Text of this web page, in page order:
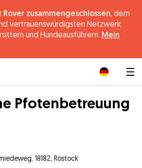
zusammengeschlossen, dem
vertrauenswürdigsten Netzwerk
und Hundeausführern. Mein
Pfotenbetreuung
18182, Rostock